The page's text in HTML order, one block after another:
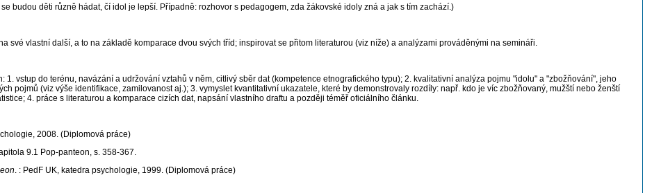
děti různě hádat, čí idol je lepší. Případně: rozhovor s pedagogem, zda žákovské idoly zná a jak s tím zachází.)
vlastní další, a to na základě komparace dvou svých tříd; inspirovat se přitom literaturou (viz níže) a analýzami prováděnými na semináři.
do terénu, navázání a udržování vztahů v něm, citlivý sběr dat (kompetence etnografického typu); 2. kvalitativní analýza pojmu "idolu" a "zbožňování", jeho
pojmů (viz výše identifikace, zamilovanost aj.); 3. vymyslet kvantitativní ukazatele, které by demonstrovaly rozdíly: např. kdo je víc zbožňovaný, mužští nebo ženští
4. práce s literaturou a komparace cizích dat, napsání vlastního draftu a později téměř oficiálního článku.
2008. (Diplomová práce)
9.1 Pop-panteon, s. 358-367.
. : PedF UK, katedra psychologie, 1999. (Diplomová práce)